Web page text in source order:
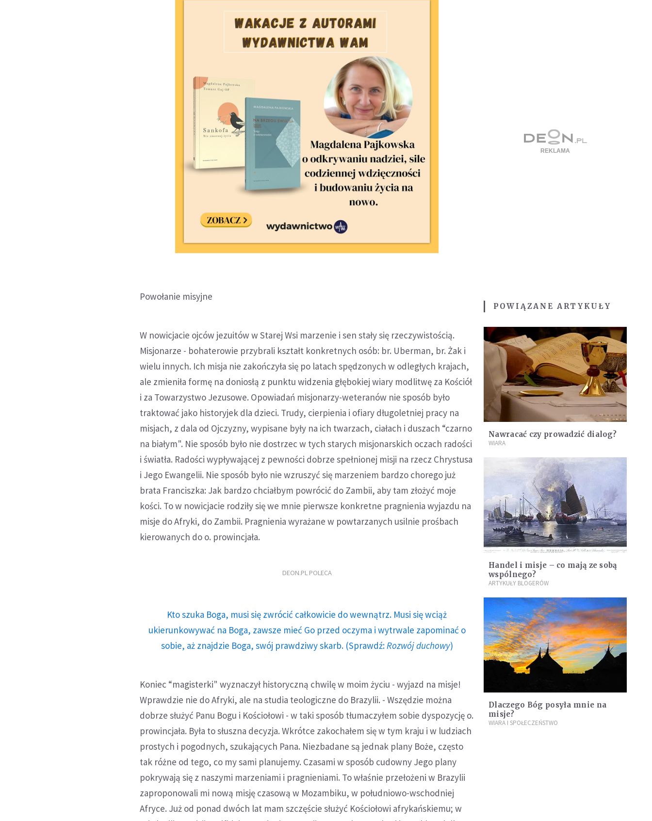
Powołanie misyjne
W nowicjacie ojców jezuitów w Starej Wsi marzenie i sen stały się rzeczywistością.
Misjonarze - bohaterowie przybrali kształt konkretnych osób: br. Uberman, br. Żak i
wielu innych. Ich misja nie zakończyła się po latach spędzonych w odległych krajach,
ale zmieniła formę na doniosłą z punktu widzenia głębokiej wiary modlitwę za Kościół
i za Towarzystwo Jezusowe. Opowiadań misjonarzy-weteranów nie sposób było
traktować jako historyjek dla dzieci. Trudy, cierpienia i ofiary długoletniej pracy na
misjach, z dala od Ojczyzny, wypisane były na ich twarzach, ciałach i duszach “czarno
na białym". Nie sposób było nie dostrzec w tych starych misjonarskich oczach radości
i światła. Radości wypływającej z pewności dobrze spełnionej misji na rzecz Chrystusa
i Jego Ewangelii. Nie sposób było nie wzruszyć się marzeniem bardzo chorego już
brata Franciszka: Jak bardzo chciałbym powrócić do Zambii, aby tam złożyć moje
kości. To w nowicjacie rodziły się we mnie pierwsze konkretne pragnienia wyjazdu na
misje do Afryki, do Zambii. Pragnienia wyrażane w powtarzanych usilnie prośbach
kierowanych do o. prowincjała.
DEON.PL POLECA
Kto szuka Boga, musi się zwrócić całkowicie do wewnątrz. Musi się wciąż
ukierunkowywać na Boga, zawsze mieć Go przed oczyma i wytrwale zapominać o
sobie, aż znajdzie Boga, swój prawdziwy skarb. (Sprawdź: Rozwój duchowy)
Koniec “magisterki" wyznaczył historyczną chwilę w moim życiu - wyjazd na misje!
Wprawdzie nie do Afryki, ale na studia teologiczne do Brazylii. - Wszędzie można
dobrze służyć Panu Bogu i Kościołowi - w taki sposób tłumaczyłem sobie dyspozycję o.
prowincjała. Była to słuszna decyzja. Wkrótce zakochałem się w tym kraju i w ludziach
prostych i pogodnych, szukających Pana. Niezbadane są jednak plany Boże, często
tak różne od tego, co my sami planujemy. Czasami w sposób cudowny Jego plany
pokrywają się z naszymi marzeniami i pragnieniami. To właśnie przełożeni w Brazylii
zaproponowali mi nową misję czasową w Mozambiku, w południowo-wschodniej
Afryce. Już od ponad dwóch lat mam szczęście służyć Kościołowi afrykańskiemu; w
POWIĄZANE ARTYKUŁY
Nawracać czy prowadzić dialog?
WIARA
Handel i misje – co mają ze sobą
wspólnego?
ARTYKUŁY BLOGERÓW
Dlaczego Bóg posyła mnie na
misje?
WIARA I SPOŁECZEŃSTWO